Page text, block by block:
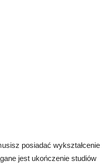
posiadać wykształcenie
jest ukończenie studiów